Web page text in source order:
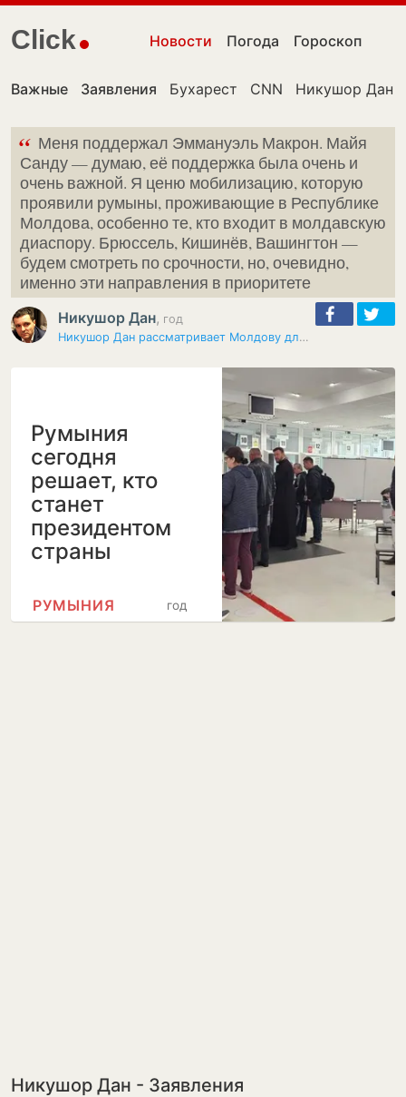
Click Новости Погода Гороскоп
Важные Заявления Бухарест CNN Никушор Дан
“ Меня поддержал Эммануэль Макрон. Майя
Санду — думаю, её поддержка была очень и
очень важной. Я ценю мобилизацию, которую
проявили румыны, проживающие в Республике
Молдова, особенно те, кто входит в молдавскую
диаспору. Брюссель, Кишинёв, Вашингтон —
будем смотреть по срочности, но, очевидно,
именно эти направления в приоритете
Никушор Дан, год
Никушор Дан рассматривает Молдову для первого зарубежного визита как…
Румыния
сегодня
решает, кто
станет
президентом
страны
год
РУМЫНИЯ
Никушор Дан - Заявления